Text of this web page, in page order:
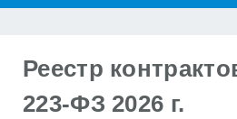
Реестр
223-ФЗ 2026 г.